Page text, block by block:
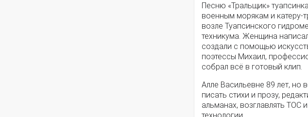
Песню «Тральщик»
военным морякам и катеру-
возле Туапсинского
техникума. Женщина
создали с помощью
поэтессы Михаил,
собрал всё в готовый клип.
Алле Васильевне 89 лет, но
писать стихи и прозу,
альманах, возглавлять ТОС